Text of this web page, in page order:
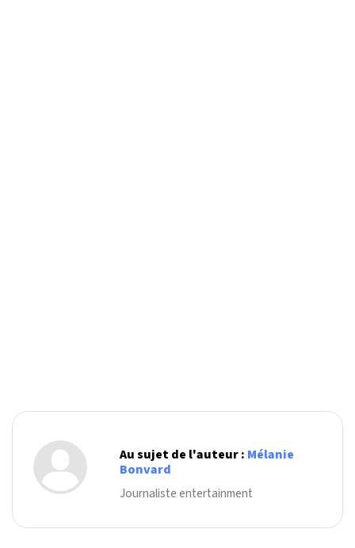
Au sujet de l'auteur : Mélanie
Bonvard
Journaliste entertainment